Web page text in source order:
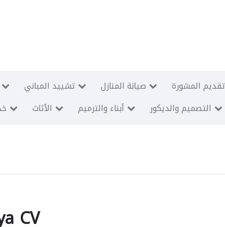
تشييد المباني صيانة المنازل تقديم المشورة
الأثاث أبناء والترميم التصميم والديكور
CV